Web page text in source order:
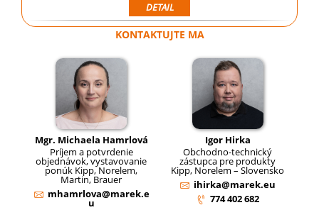
DETAIL
KONTAKTUJTE MA
Mgr. Michaela Hamrlová
Príjem a potvrdenie
objednávok, vystavovanie
ponúk Kipp, Norelem,
Martin, Brauer
mhamrlova@marek.e
u
Igor Hirka
Obchodno-technický
zástupca pre produkty
Kipp, Norelem – Slovensko
ihirka@marek.eu
774 402 682